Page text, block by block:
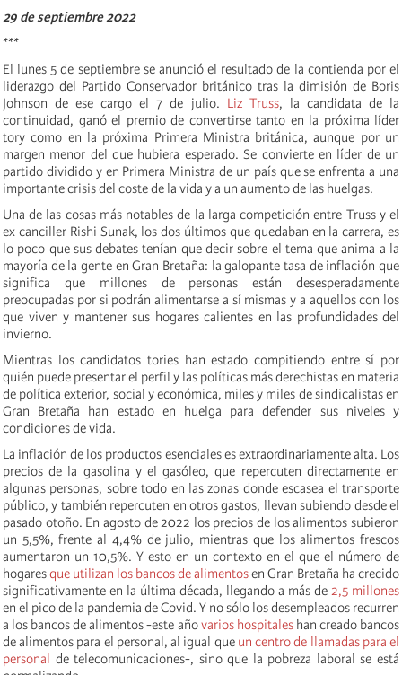
29 de septiembre 2022
***
El lunes 5 de septiembre se anunció el resultado de la contienda por el
liderazgo del Partido Conservador británico tras la dimisión de Boris
Johnson de ese cargo el 7 de julio. Liz Truss, la candidata de la
continuidad, ganó el premio de convertirse tanto en la próxima líder
tory como en la próxima Primera Ministra británica, aunque por un
margen menor del que hubiera esperado. Se convierte en líder de un
partido dividido y en Primera Ministra de un país que se enfrenta a una
importante crisis del coste de la vida y a un aumento de las huelgas.
Una de las cosas más notables de la larga competición entre Truss y el
ex canciller Rishi Sunak, los dos últimos que quedaban en la carrera, es
lo poco que sus debates tenían que decir sobre el tema que anima a la
mayoría de la gente en Gran Bretaña: la galopante tasa de inflación que
significa que millones de personas están desesperadamente
preocupadas por si podrán alimentarse a sí mismas y a aquellos con los
que viven y mantener sus hogares calientes en las profundidades del
invierno.
Mientras los candidatos tories han estado compitiendo entre sí por
quién puede presentar el perfil y las políticas más derechistas en materia
de política exterior, social y económica, miles y miles de sindicalistas en
Gran Bretaña han estado en huelga para defender sus niveles y
condiciones de vida.
La inflación de los productos esenciales es extraordinariamente alta. Los
precios de la gasolina y el gasóleo, que repercuten directamente en
algunas personas, sobre todo en las zonas donde escasea el transporte
público, y también repercuten en otros gastos, llevan subiendo desde el
pasado otoño. En agosto de 2022 los precios de los alimentos subieron
un 5,5%, frente al 4,4% de julio, mientras que los alimentos frescos
aumentaron un 10,5%. Y esto en un contexto en el que el número de
hogaresque utilizan los bancos de alimentosen Gran Bretaña ha crecido
significativamente en la última década, llegando a más de 2,5 millones
en el pico de la pandemia de Covid. Y no sólo los desempleados recurren
a los bancos de alimentos -este añovarios hospitaleshan creado bancos
de alimentos para el personal, al igual que un centro de llamadas para el
personal de telecomunicaciones-, sino que la pobreza laboral se está